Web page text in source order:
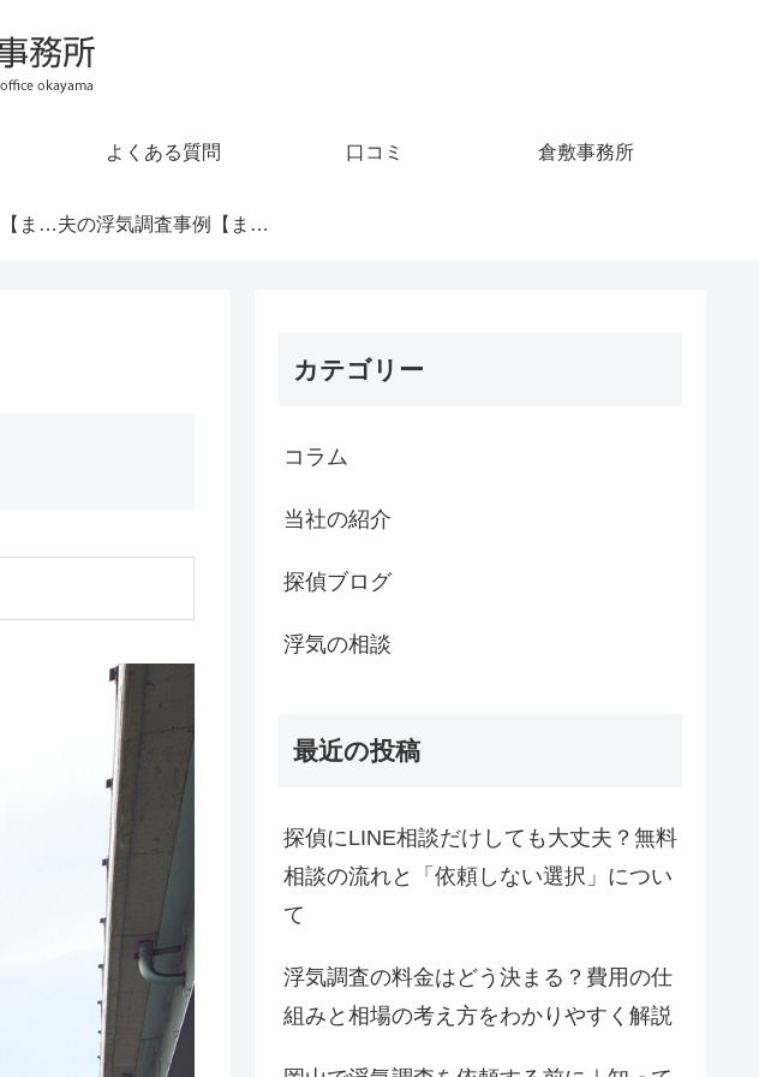
よくある質問 口コミ 倉敷事務所
妻の浮気調査事例【まとめ】 夫の浮気調査事例【まとめ】
カテゴリー
コラム
当社の紹介
探偵ブログ
浮気の相談
最近の投稿
探偵にLINE相談だけしても大丈夫？無料
相談の流れと「依頼しない選択」につい
て
浮気調査の料金はどう決まる？費用の仕
組みと相場の考え方をわかりやすく解説